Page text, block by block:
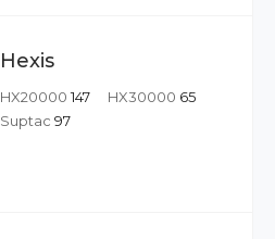
Hexis
HX20000 147 HX30000 65
Suptac 97